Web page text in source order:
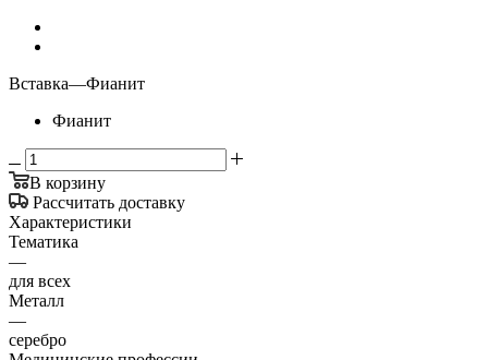
Вставка—Фианит
Фианит
В корзину
Рассчитать доставку
Характеристики
Тематика
—
для всех
Металл
—
серебро